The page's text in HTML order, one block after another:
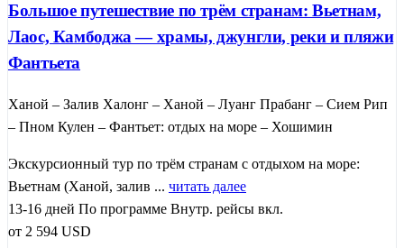
Большое путешествие по трём странам: Вьетнам,
Лаос, Камбоджа — храмы, джунгли, реки и пляжи
Фантьета
Ханой – Залив Халонг – Ханой – Луанг Прабанг – Сием Рип
– Пном Кулен – Фантьет: отдых на море – Хошимин
Экскурсионный тур по трём странам с отдыхом на море:
Вьетнам (Ханой, залив ... читать далее
13-16 дней По программе Внутр. рейсы вкл.
от 2 594 USD